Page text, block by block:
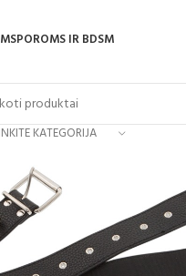
POROMS IR BDSM
KATEGORIJA